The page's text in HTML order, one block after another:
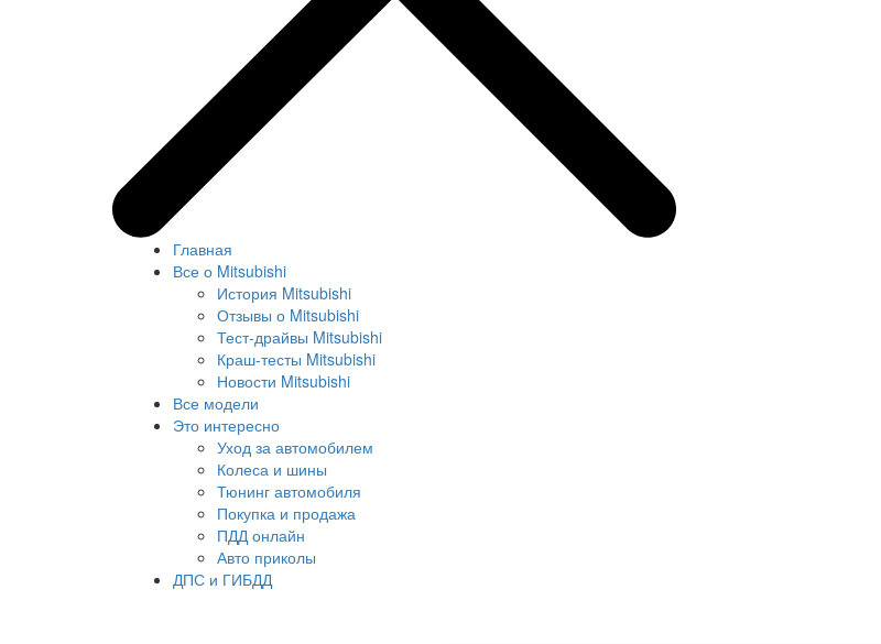
Главная
Все о Mitsubishi
История Mitsubishi
Отзывы о Mitsubishi
Тест-драйвы Mitsubishi
Краш-тесты Mitsubishi
Новости Mitsubishi
Все модели
Это интересно
Уход за автомобилем
Колеса и шины
Тюнинг автомобиля
Покупка и продажа
ПДД онлайн
Авто приколы
ДПС и ГИБДД